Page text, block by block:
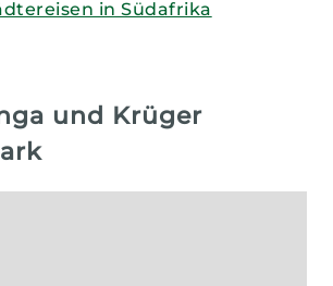
in Südafrika
und Krüger